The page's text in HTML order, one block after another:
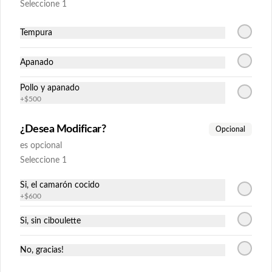
Máncora
y cebollín.
Envuelto en palta y cubierto con salmón
$11.425
Relleno: carne, cebolla y tomate tempura,
albahaca.
espolvoreado en crispy frío y orégano
Seleccione 1
Tempura
Apanado
Pollo y apanado
+$500
¿Desea Modificar? Opcional
es opcional
Seleccione 1
Si, el camarón cocido
+$600
Si, sin ciboulette
No, gracias!